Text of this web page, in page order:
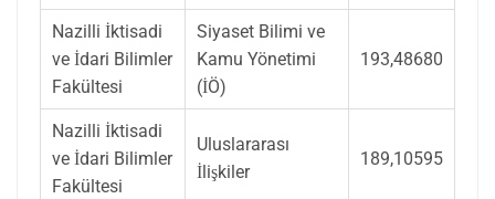
Nazilli İktisadi
ve İdari Bilimler
Fakültesi
Siyaset Bilimi ve
Kamu Yönetimi
(İÖ)
193,48680
Nazilli İktisadi
ve İdari Bilimler
Fakültesi
Uluslararası
İlişkiler
189,10595